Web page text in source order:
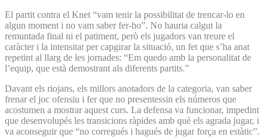
El partit contra el Knet “vam tenir la possibilitat de trencar-lo en
algun moment i no vam saber fer-ho”. No hauria calgut la
remuntada final ni el patiment, però els jugadors van treure el
caràcter i la intensitat per capgirar la situació, un fet que s’ha anat
repetint al llarg de les jornades: “Em quedo amb la personalitat de
l’equip, que està demostrant als diferents partits.”
Davant els riojans, els millors anotadors de la categoria, van saber
frenar el joc ofensiu i fer que no presentessin els números que
acostumen a mostrar aquest curs. La defensa va funcionar, impedint
que des­envolupés les transicions ràpides amb què els agrada jugar, i
va aconseguir que “no corregués i hagués de jugar força en estàtic”.